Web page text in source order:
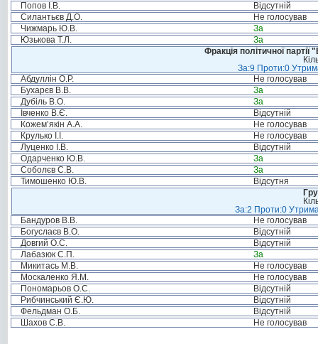
Попов І.В.
Відсутній
Силантьєв Д.О.
Не голосував
Чижмарь Ю.В.
За
Юзькова Т.Л.
За
Фракція політичної
За:9 Проти:0
Абдуллін О.Р.
Не голосував
Бухарєв В.В.
За
Дубіль В.О.
За
Івченко В.Є.
Відсутній
Кожем’якін А.А.
Не голосував
Крулько І.І.
Не голосував
Луценко І.В.
Відсутній
Одарченко Ю.В.
За
Соболєв С.В.
За
Тимошенко Ю.В.
Відсутня
За:2 Проти:0
Бандуров В.В.
Не голосував
Богуслаєв В.О.
Відсутній
Довгий О.С.
Відсутній
Лабазюк С.П.
За
Микитась М.В.
Не голосував
Москаленко Я.М.
Не голосував
Пономарьов О.С.
Відсутній
Рибчинський Є.Ю.
Відсутній
Фельдман О.Б.
Відсутній
Шахов С.В.
Не голосував